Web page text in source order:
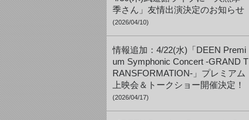
季さん」友情出演決定のお知らせ
(2026/04/10)
情報追加：4/22(水)「DEEN Premi
um Symphonic Concert -GRAND T
RANSFORMATION-」プレミアム
上映会＆トークショー開催決定！
(2026/04/17)